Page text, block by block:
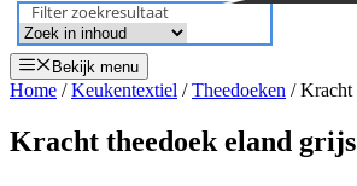
Filter zoekresultaat
Bekijk menu
Home /Keukentextiel /Theedoeken / Kracht
Kracht theedoek eland grijs